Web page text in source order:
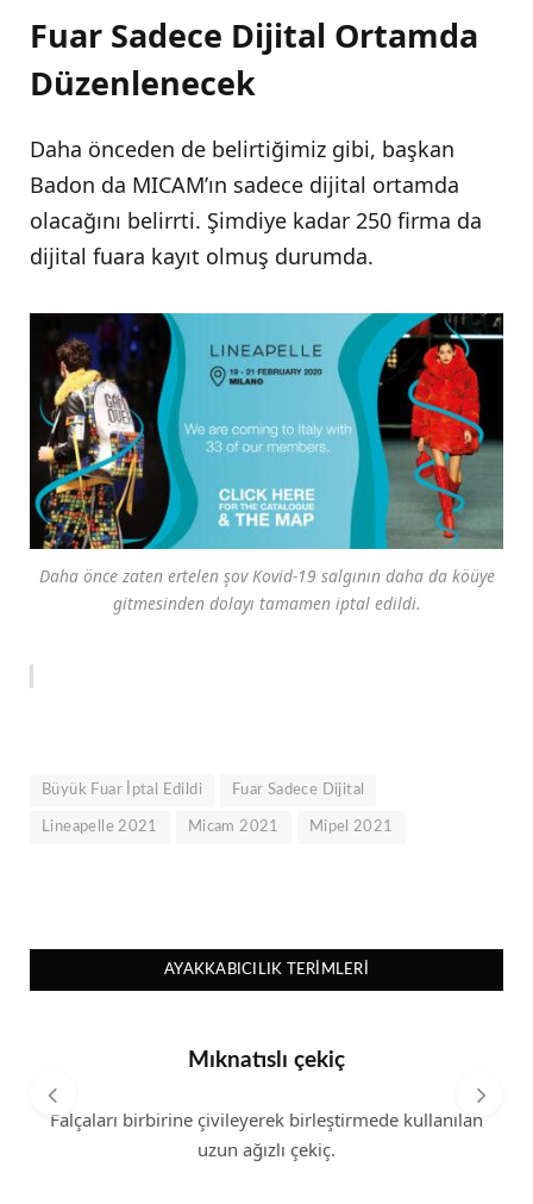
Fuar Sadece Dijital Ortamda
Düzenlenecek
Daha önceden de belirtiğimiz gibi, başkan
Badon da MICAM’ın sadece dijital ortamda
olacağını belirrti. Şimdiye kadar 250 firma da
dijital fuara kayıt olmuş durumda.
Daha önce zaten ertelen şov Kovid-19 salgının daha da köüye
gitmesinden dolayı tamamen iptal edildi.
Büyük Fuar İptal Edildi Fuar Sadece Dijital
Lineapelle 2021 Micam 2021 Mipel 2021
AYAKKABICILIK TERIMLERI
Mıknatıslı çekiç
Falçaları birbirine çivileyerek birleştirmede kullanılan
uzun ağızlı çekiç.